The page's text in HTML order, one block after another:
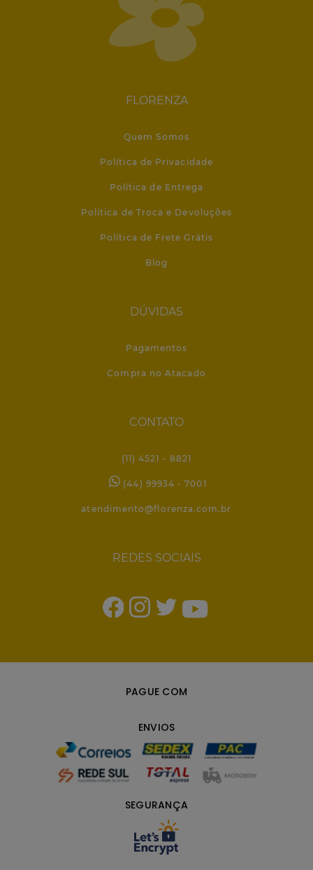
FLORENZA
Quem Somos
Política de Privacidade
Política de Entrega
Política de Troca e Devoluções
Política de Frete Grátis
Blog
DÚVIDAS
Pagamentos
Compra no Atacado
CONTATO
(11) 4521 - 8821
(44) 99934 - 7001
atendimento@florenza.com.br
REDES SOCIAIS
PAGUE COM
ENVIOS
SEGURANÇA